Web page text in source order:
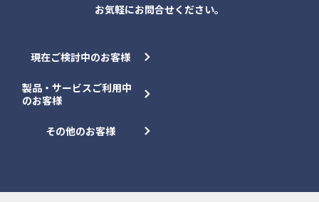
お気軽にお問合せください。
現在ご検討中のお客様
製品・サービスご利用中
のお客様
その他のお客様